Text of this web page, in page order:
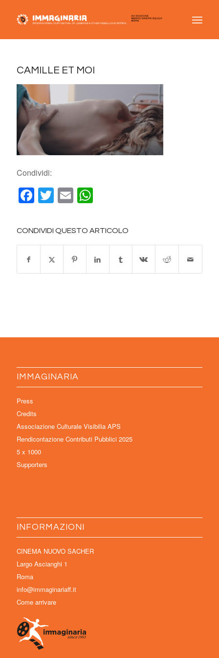
CAMILLE ET MOI
Condividi:
Facebook
Twitter
EmailWhatsApp
CONDIVIDI QUESTO ARTICOLO
IMMAGINARIA
Press
Credits
Associazione Culturale Visibilia APS
Rendicontazione Contributi Pubblici 2025
5 x 1000
Supporters
INFORMAZIONI
CINEMA NUOVO SACHER
Largo Ascianghi 1
Roma
info@immaginariaff.it
Come arrivare